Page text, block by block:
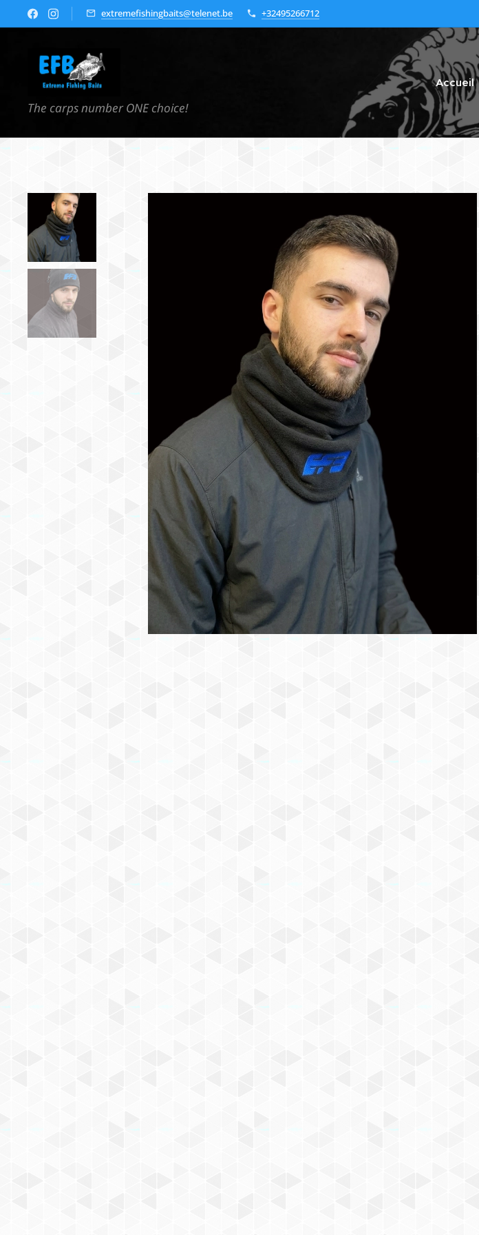
extremefishingbaits@telenet.be +32495266712
The carps number ONE choice!
Accueil